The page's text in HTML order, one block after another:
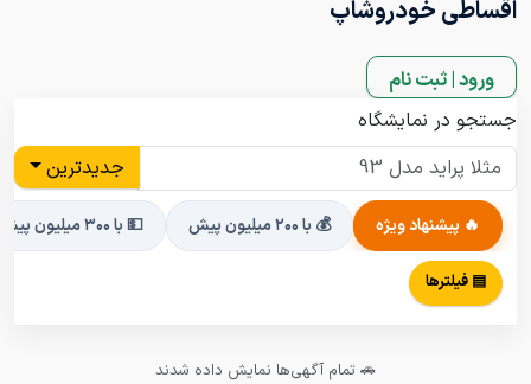
اقساطی خودروشاپ
ورود | ثبت نام
جستجو در نمایشگاه
جدیدترین
🔥 پیشنهاد ویژه 💰 با ۲۰۰ میلیون پیش 💵 با ۳۰۰ میلیون پیش
▤ فیلترها
🚗 تمام آگهی‌ها نمایش داده شدند